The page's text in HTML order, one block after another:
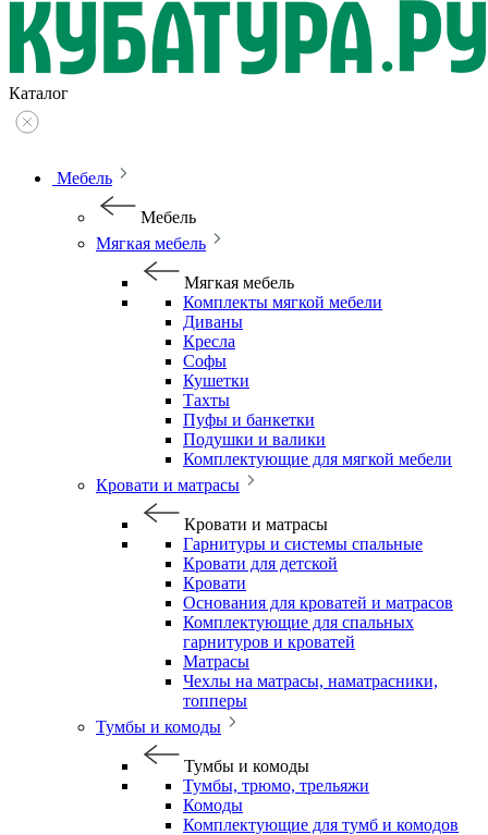
Каталог
Мебель
Мебель
Мягкая мебель
Мягкая мебель
Комплекты мягкой мебели
Диваны
Кресла
Софы
Кушетки
Тахты
Пуфы и банкетки
Подушки и валики
Комплектующие для мягкой мебели
Кровати и матрасы
Кровати и матрасы
Гарнитуры и системы спальные
Кровати для детской
Кровати
Основания для кроватей и матрасов
Комплектующие для спальных
гарнитуров и кроватей
Матрасы
Чехлы на матрасы, наматрасники,
топперы
Тумбы и комоды
Тумбы и комоды
Тумбы, трюмо, трельяжи
Комоды
Комплектующие для тумб и комодов